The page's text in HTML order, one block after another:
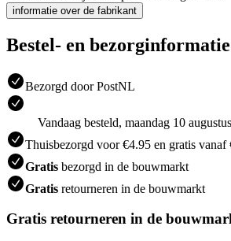
informatie over de fabrikant
Bestel- en bezorginformatie
Bezorgd door PostNL
Vandaag besteld, maandag 10
Thuisbezorgd voor €4.95 en gratis vanaf
Gratis bezorgd in de bouwmarkt
Gratis retourneren in de bouwmarkt
Gratis retourneren in de